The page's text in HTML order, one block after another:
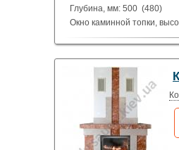
Глубина, мм: 500 (480)
Окно каминной топки,
Окно каминной топки,
Материал: полированные
Dark, Lotus.
Исполнение: Прямой,